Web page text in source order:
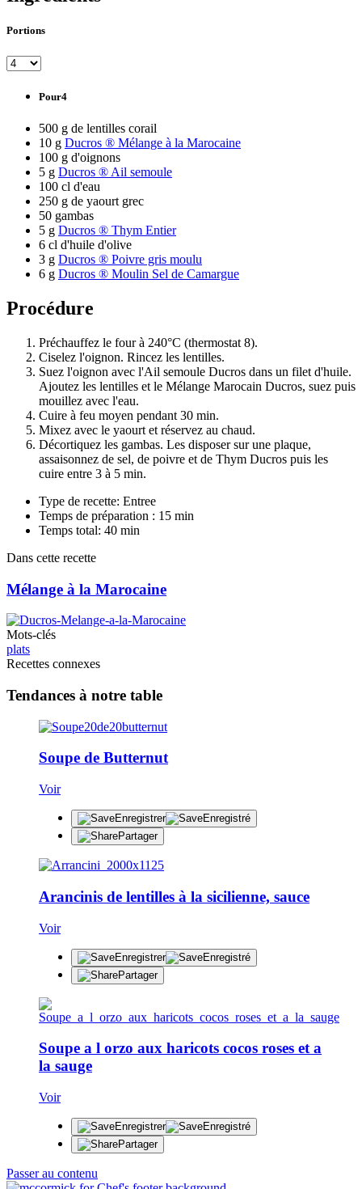
Portions
Pour4
500 g de lentilles corail
10 g Ducros ® Mélange à la Marocaine
100 g d'oignons
5 g Ducros ® Ail semoule
100 cl d'eau
250 g de yaourt grec
50 gambas
5 g Ducros ® Thym Entier
6 cl d'huile d'olive
3 g Ducros ® Poivre gris moulu
6 g Ducros ® Moulin Sel de Camargue
Procédure
Préchauffez le four à 240°C (thermostat 8).
Ciselez l'oignon. Rincez les lentilles.
Suez l'oignon avec l'Ail semoule Ducros dans un filet d'huile.
Ajoutez les lentilles et le Mélange Marocain Ducros, suez puis
mouillez avec l'eau.
Cuire à feu moyen pendant 30 min.
Mixez avec le yaourt et réservez au chaud.
Décortiquez les gambas. Les disposer sur une plaque,
assaisonnez de sel, de poivre et de Thym Ducros puis les
cuire entre 3 à 5 min.
Type de recette: Entree
Temps de préparation : 15 min
Temps total: 40 min
Dans cette recette
Mélange à la Marocaine
Mots-clés
plats
Recettes connexes
Tendances à notre table
Soupe de Butternut
Voir
Enregistrer
Enregistré
Partager
Arancinis de lentilles à la sicilienne, sauce
Voir
Enregistrer
Enregistré
Partager
Soupe a l orzo aux haricots cocos roses et a
la sauge
Voir
Enregistrer
Enregistré
Partager
Passer au contenu